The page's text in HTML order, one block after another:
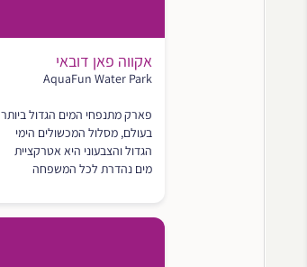
אקווה פאן דובאי
AquaFun Water Park
פארק מתנפחי המים הגדול ביותר
בעולם, מסלול המכשולים הימי
הגדול והצבעוני היא אטרקציית
מים נהדרת לכל המשפחה